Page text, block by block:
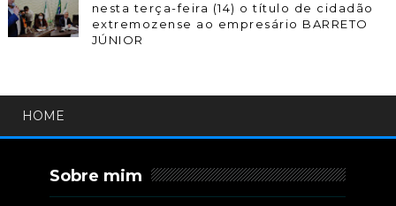
nesta terça-feira (14) o título de cidadão
extremozense ao empresário BARRETO
JÚNIOR
HOME
Sobre mim